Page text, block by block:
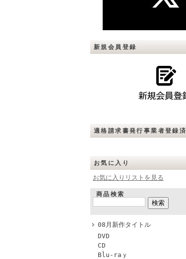
新規会員登録
適格請求書発行事業者登録済
お気に入り
お気に入りリストを見る
商品検索
08月新作タイトル
DVD
CD
Blu-raｙ